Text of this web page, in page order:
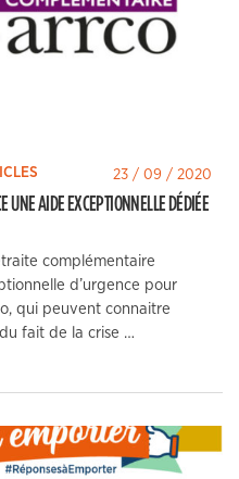
23 / 09 / 2020
UNE AIDE EXCEPTIONNELLE DÉDIÉE
complémentaire
d’urgence pour
qui peuvent connaitre
fait de la crise …